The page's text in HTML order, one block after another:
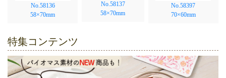
No.58136
58×70mm
No.58137
58×70mm
No.58397
70×60mm
特集コンテンツ